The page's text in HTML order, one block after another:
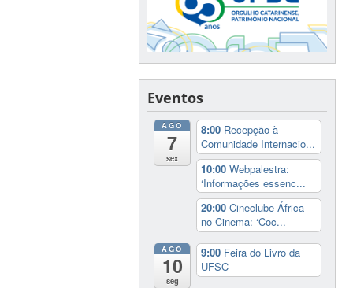
Eventos
AGO
7
sex
8:00 Recepção à
Comunidade Internacio...
10:00Webpalestra:
‘Informações essenc...
20:00Cineclube África
no Cinema: ‘Coc...
AGO
10
seg
9:00 Feira do Livro da
UFSC